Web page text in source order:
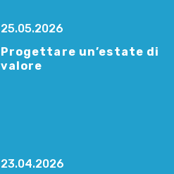
25.05.2026
Progettare un’estate di
valore
23.04.2026